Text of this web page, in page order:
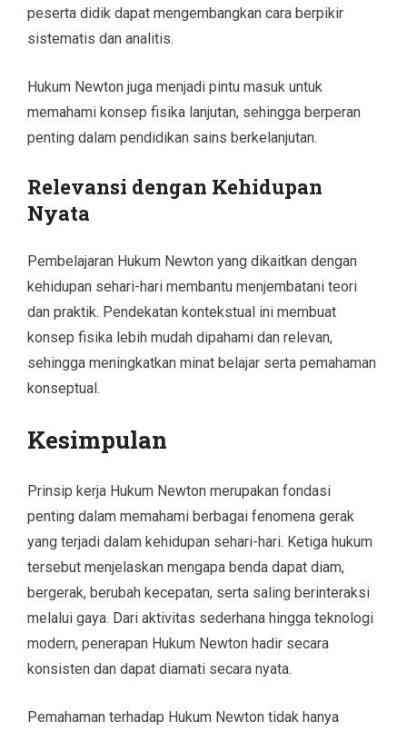
peserta didik dapat mengembangkan cara berpikir
sistematis dan analitis.
Hukum Newton juga menjadi pintu masuk untuk
memahami konsep fisika lanjutan, sehingga berperan
penting dalam pendidikan sains berkelanjutan.
Relevansi dengan Kehidupan
Nyata
Pembelajaran Hukum Newton yang dikaitkan dengan
kehidupan sehari-hari membantu menjembatani teori
dan praktik. Pendekatan kontekstual ini membuat
konsep fisika lebih mudah dipahami dan relevan,
sehingga meningkatkan minat belajar serta pemahaman
konseptual.
Kesimpulan
Prinsip kerja Hukum Newton merupakan fondasi
penting dalam memahami berbagai fenomena gerak
yang terjadi dalam kehidupan sehari-hari. Ketiga hukum
tersebut menjelaskan mengapa benda dapat diam,
bergerak, berubah kecepatan, serta saling berinteraksi
melalui gaya. Dari aktivitas sederhana hingga teknologi
modern, penerapan Hukum Newton hadir secara
konsisten dan dapat diamati secara nyata.
Pemahaman terhadap Hukum Newton tidak hanya